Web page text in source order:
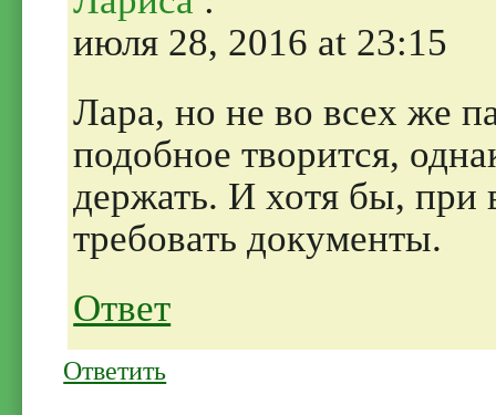
июля 28, 2016 at 23:15
Лара, но не во всех же
подобное творится,
держать. И хотя бы, при
требовать документы.
Ответ
Ответить